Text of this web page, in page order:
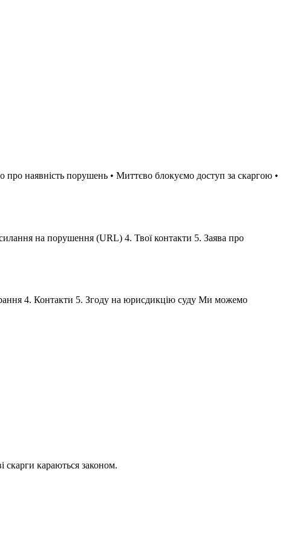
наявність порушень • Миттєво блокуємо доступ за скаргою •
на порушення (URL) 4. Твої контакти 5. Заява про
4. Контакти 5. Згоду на юрисдикцію суду Ми можемо
караються законом.